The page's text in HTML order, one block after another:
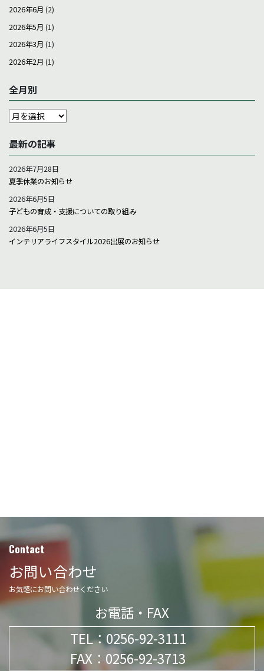
2026年6月 (2)
2026年5月 (1)
2026年3月 (1)
2026年2月 (1)
全月別
全
月
別
最新の記事
夏季休業のお知らせ
2026年7月28日
子どもの育成・支援についての取り組み
2026年6月5日
インテリアライフスタイル2026出展のお知らせ
2026年6月5日
Contact
お問い合わせ
お気軽にお問い合わせください
お電話・FAX
TEL： 0256-92-3111
FAX：0256-92-3713